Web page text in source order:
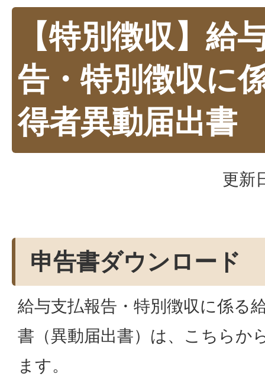
【特別徴収】給
告・特別徴収に
得者異動届出書
更新
申告書ダウンロード
給与支払報告・特別徴収に係る
書（異動届出書）は、こちらか
ます。